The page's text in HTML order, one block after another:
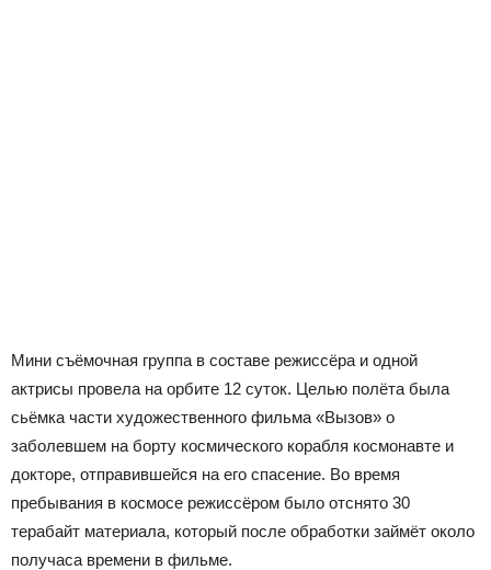
Мини съёмочная группа в составе режиссёра и одной
актрисы провела на орбите 12 суток. Целью полёта была
сьёмка части художественного фильма «Вызов» о
заболевшем на борту космического корабля космонавте и
докторе, отправившейся на его спасение. Во время
пребывания в космосе режиссёром было отснято 30
терабайт материала, который после обработки займёт около
получаса времени в фильме.